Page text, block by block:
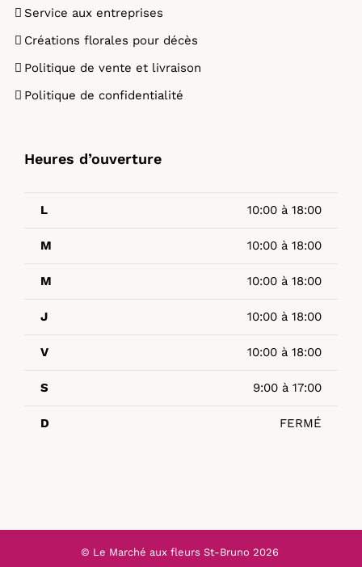
Service aux entreprises
Créations florales pour décès
Politique de vente et livraison
Politique de confidentialité
Heures d’ouverture
L 10:00 à 18:00
M 10:00 à 18:00
M 10:00 à 18:00
J 10:00 à 18:00
V 10:00 à 18:00
S 9:00 à 17:00
D FERMÉ
© Le Marché aux fleurs St-Bruno 2026